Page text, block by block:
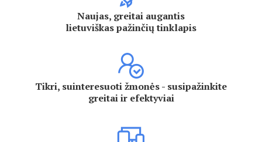
Naujas, greitai augantis
lietuviškas pažinčių tinklapis
Tikri, suinteresuoti žmonės - susipažinkite
greitai ir efektyviai